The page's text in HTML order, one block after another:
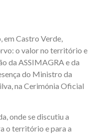
em Castro Verde,
o valor no território e
da ASSIMAGRA e da
do Ministro da
na Cerimónia Oficial
onde se discutiu a
o território e para a